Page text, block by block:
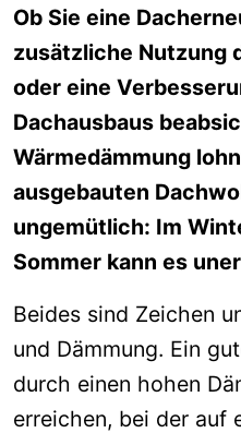
Ob Sie eine
zusätzliche Nutzung
oder eine Verbesse
Dachausbaus
Wärmedämmung
ausgebauten
ungemütlich: Im
Sommer kann es
Beides sind Zeichen
und Dämmung. Ein
durch einen hohen
erreichen, bei der auf